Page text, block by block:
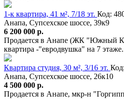
1-к квартира, 41 м², 7/18 эт. Код:
Анапа, Супсехское шоссе, 39к9
6 200 000 р.
Продается в Анапе (ЖК "Южный
квартира -"евродвушка" на 7
Квартира студия, 30 м², 3/16 эт.
Анапа, Супсехское шоссе, 26к10
4 500 000 р.
Продается в Анапе, мкр-н